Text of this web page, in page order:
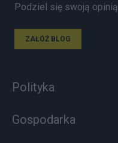
Podziel się swoją opinią
ZAŁÓŻ BLOG
Polityka
Gospodarka